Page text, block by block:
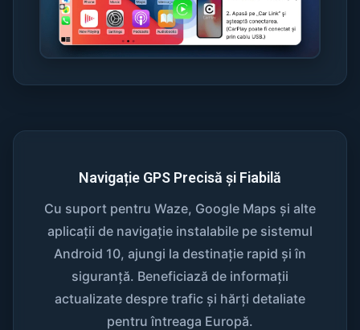
Navigație GPS Precisă și Fiabilă
Cu suport pentru Waze, Google Maps și alte
aplicații de navigație instalabile pe sistemul
Android 10, ajungi la destinație rapid și în
siguranță. Beneficiază de informații
actualizate despre trafic și hărți detaliate
pentru întreaga Europă.